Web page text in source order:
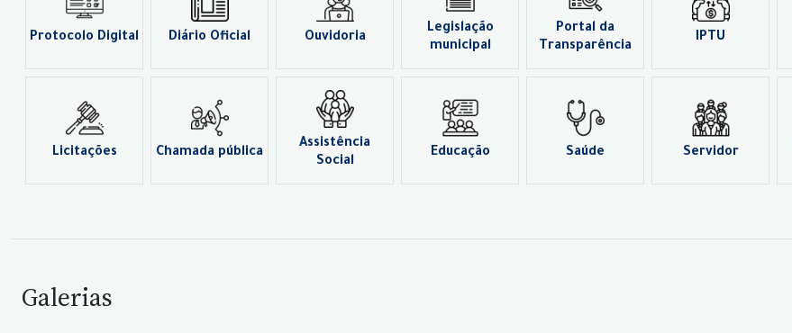
Protocolo Digital Diário Oficial Ouvidoria
Legislação
municipal
Portal da
Transparência
IPTU
Licitações Chamada pública
Assistência
Social
Educação Saúde Servidor
Galerias